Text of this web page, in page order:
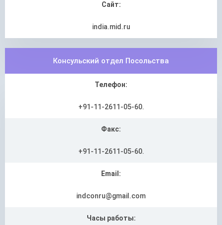
Сайт:
india.mid.ru
Консульский отдел Посольства
Телефон:
+91-11-2611-05-60.
Факс:
+91-11-2611-05-60.
Email:
indconru@gmail.com
Часы работы: